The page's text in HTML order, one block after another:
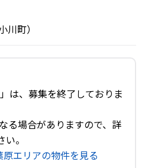
町）
は、募集を終了しておりま
る場合がありますので、詳
。
エリアの物件を見る